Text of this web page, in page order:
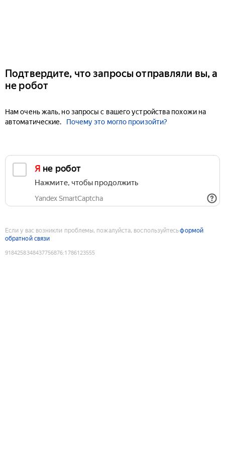
Подтвердите, что запросы отправляли вы, а
не робот
Нам очень жаль, но запросы с вашего устройства похожи на
автоматические.
Почему это могло произойти?
Я не робот
Нажмите, чтобы продолжить
Yandex SmartCaptcha
Если у вас возникли проблемы, пожалуйста, воспользуйтесьформой
обратной связи
9184258348437756876:1786123555